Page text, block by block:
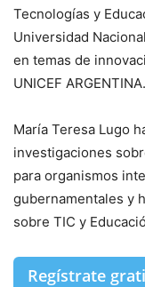
Tecnologías y
Universidad
en temas de
UNICEF ARGENTINA.
María Teresa Lugo
investigaciones
para organismos
gubernamentales y
sobre TIC y
Regístrate